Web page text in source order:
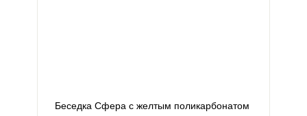
Беседка Сфера с желтым поликарбонатом